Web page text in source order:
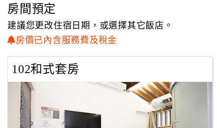
顧
服
務
房間預定
建議您更改住宿日期，或選擇其它飯店。
房價已內含服務費及稅金
102和式套房